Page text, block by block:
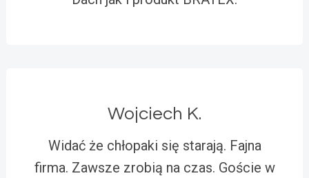
Wojciech K.
Widać że chłopaki się starają. Fajna
firma. Zawsze zrobią na czas. Goście w